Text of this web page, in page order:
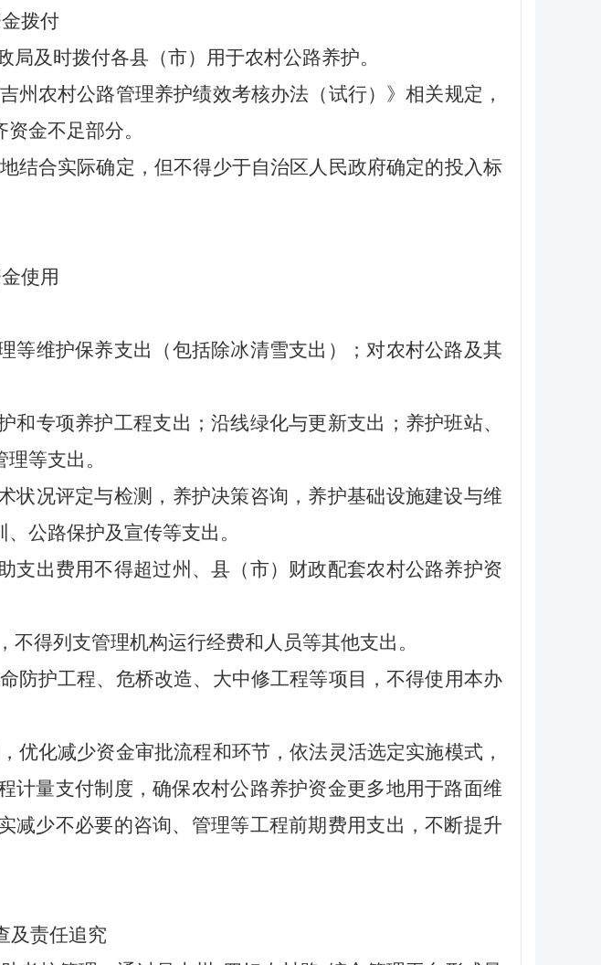
拨付
及时拨付各县（市）用于农村公路养护。
农村公路管理养护绩效考核办法（试行）》相关规定，
金不足部分。
结合实际确定，但不得少于自治区人民政府确定的投入标
使用
等维护保养支出（包括除冰清雪支出）；对农村公路及其
专项养护工程支出；沿线绿化与更新支出；养护班站、
等支出。
状况评定与检测，养护决策咨询，养护基础设施建设与维
公路保护及宣传等支出。
支出费用不得超过州、县（市）财政配套农村公路养护资
得列支管理机构运行经费和人员等其他支出。
防护工程、危桥改造、大中修工程等项目，不得使用本办
优化减少资金审批流程和环节，依法灵活选定实施模式，
计量支付制度，确保农村公路养护资金更多地用于路面维
减少不必要的咨询、管理等工程前期费用支出，不断提升
及责任追究